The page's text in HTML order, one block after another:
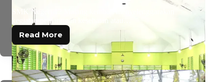
SMK Negeri 12 Malang kembali menyelenggarakan
kegiatan penjaringan kesehatan atau…
Read More